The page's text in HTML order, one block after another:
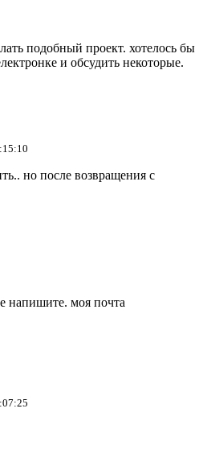
подобный проект. хотелось бы
и обсудить некоторые.
но после возвращения с
напишите. моя почта